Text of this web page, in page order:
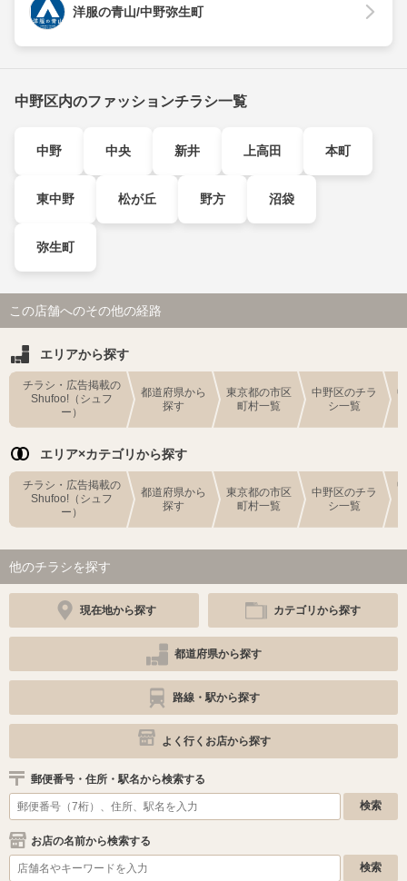
洋服の青山/中野弥生町
中野区内のファッションチラシ一覧
中野 中央 新井 上高田 本町
東中野 松が丘 野方 沼袋
弥生町
この店舗へのその他の経路
エリアから探す
チラシ・広告掲載の
Shufoo!（シュフ
ー）
都道府県から
探す
東京都の市区
町村一覧
中野区のチラ
シ一覧
エリア×カテゴリから探す
チラシ・広告掲載の
Shufoo!（シュフ
ー）
都道府県から
探す
東京都の市区
町村一覧
中野区のチラ
シ一覧
他のチラシを探す
現在地から探す カテゴリから探す
都道府県から探す
路線・駅から探す
よく行くお店から探す
郵便番号・住所・駅名から検索する
お店の名前から検索する